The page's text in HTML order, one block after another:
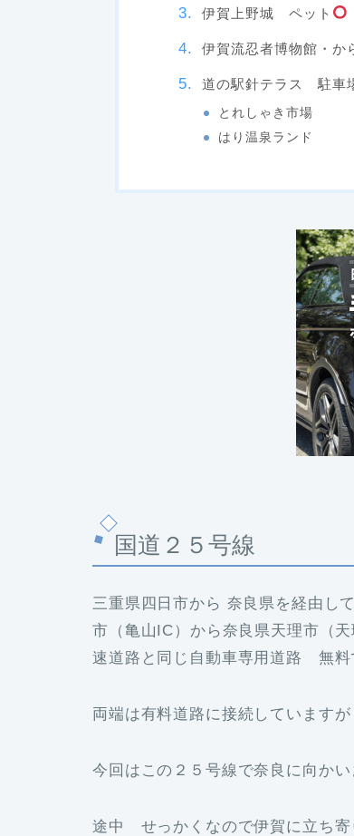
伊賀上野城 ペット
伊賀流忍者博物館・
道の駅針テラス 駐車
とれしゃき市場
はり温泉ランド
国道２５号線
三重県四日市から 奈良県を経由し
市（亀山IC）から奈良県天理市（
速道路と同じ自動車専用道路 無料
両端は有料道路に接続しています
今回はこの２５号線で奈良に向かい
途中 せっかくなので伊賀に立ち